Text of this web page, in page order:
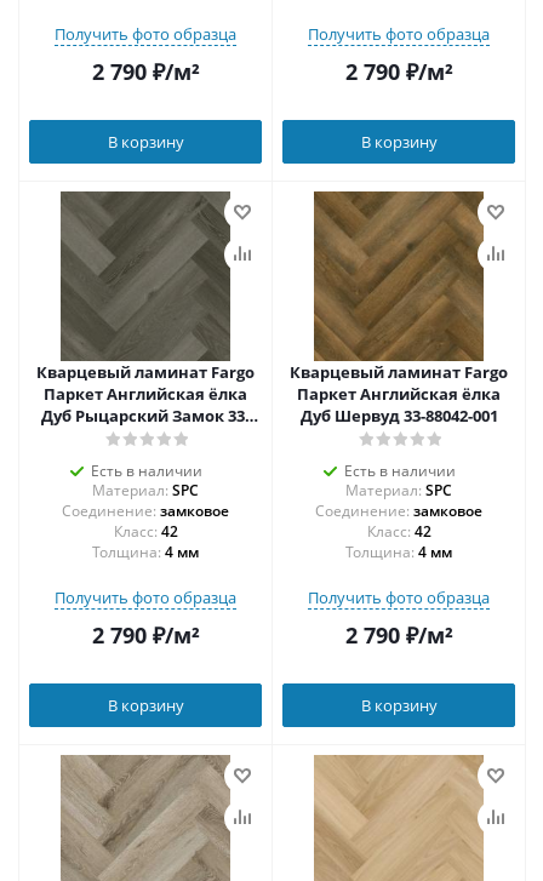
Получить фото образца
2 790₽/м²
В корзину
Получить фото образца
2 790₽/м²
В корзину
Кварцевый ламинат Fargo
Паркет Английская ёлка
Дуб Рыцарский Замок 33-
379-6
Есть в наличии
Материал: SPC
Соединение: замковое
42
Толщина: 4 мм
Получить фото образца
2 790₽/м²
В корзину
Кварцевый ламинат Fargo
Паркет Английская ёлка
Дуб Шервуд 33-88042-001
Есть в наличии
Материал: SPC
Соединение: замковое
42
Толщина: 4 мм
Получить фото образца
2 790₽/м²
В корзину